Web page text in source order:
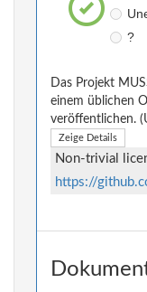
?
Das Projekt
einem üblichen
veröffentlichen.
Zeige Details
Non-trivial
https://